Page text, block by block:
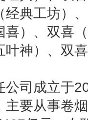
经典工坊）
喜）、双喜
叶神）、双
公司成立于
要从事卷